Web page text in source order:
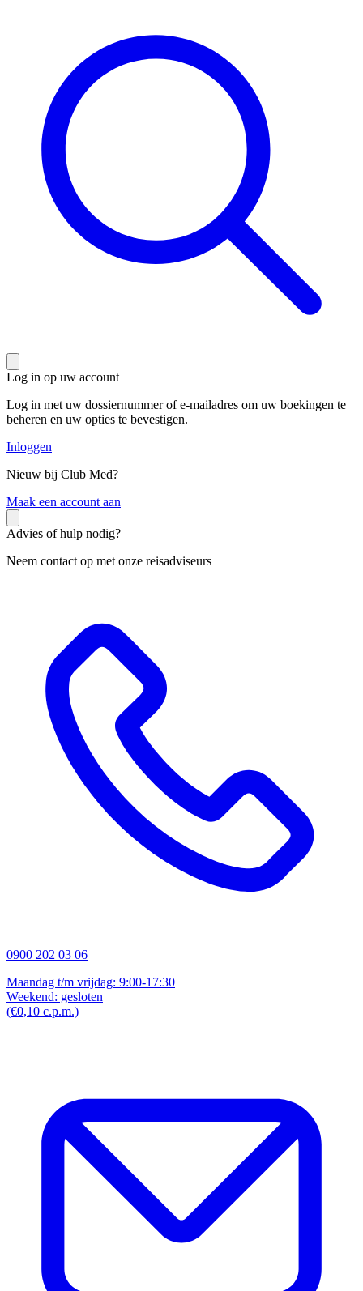
Log in op uw account
Log in met uw dossiernummer of e-mailadres om uw boekingen te
beheren en uw opties te bevestigen.
Inloggen
Nieuw bij Club Med?
Maak een account aan
Advies of hulp nodig?
Neem contact op met onze reisadviseurs
0900 202 03 06
Maandag t/m vrijdag: 9:00-17:30
Weekend: gesloten
(€0,10 c.p.m.)